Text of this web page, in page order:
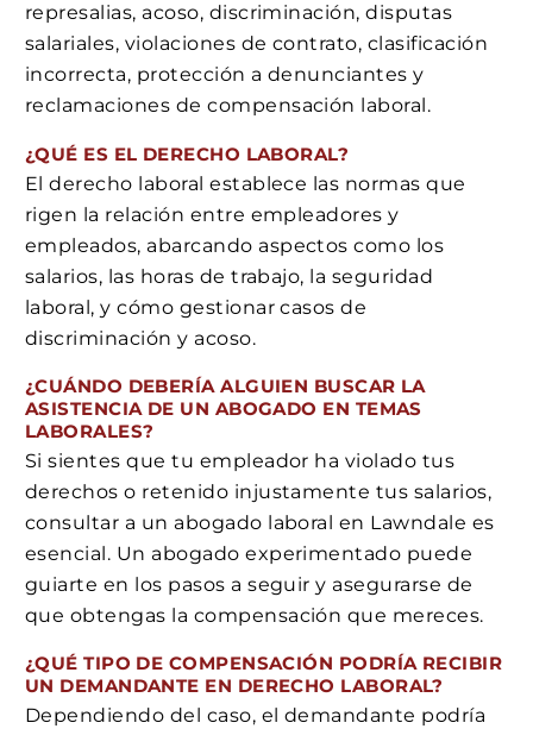
represalias, acoso, discriminación, disputas
salariales, violaciones de contrato, clasificación
incorrecta, protección a denunciantes y
reclamaciones de compensación laboral.
¿QUÉ ES EL DERECHO LABORAL?
El derecho laboral establece las normas que
rigen la relación entre empleadores y
empleados, abarcando aspectos como los
salarios, las horas de trabajo, la seguridad
laboral, y cómo gestionar casos de
discriminación y acoso.
¿CUÁNDO DEBERÍA ALGUIEN BUSCAR LA
ASISTENCIA DE UN ABOGADO EN TEMAS
LABORALES?
Si sientes que tu empleador ha violado tus
derechos o retenido injustamente tus salarios,
consultar a un abogado laboral en Lawndale es
esencial. Un abogado experimentado puede
guiarte en los pasos a seguir y asegurarse de
que obtengas la compensación que mereces.
¿QUÉ TIPO DE COMPENSACIÓN PODRÍA RECIBIR
UN DEMANDANTE EN DERECHO LABORAL?
Dependiendo del caso, el demandante podría